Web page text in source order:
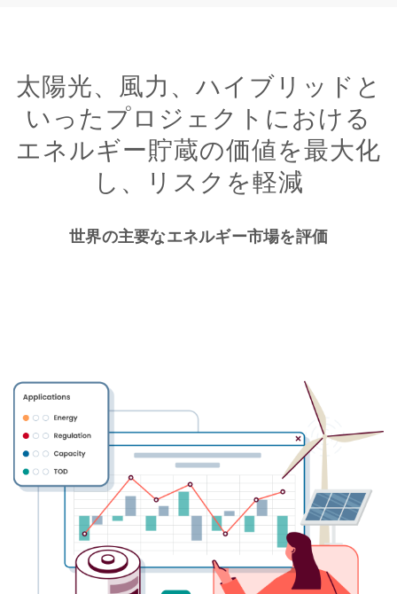
太陽光、風力、ハイブリッドと
いったプロジェクトにおける
エネルギー貯蔵の価値を最大化
し、リスクを軽減
世界の主要なエネルギー市場を評価